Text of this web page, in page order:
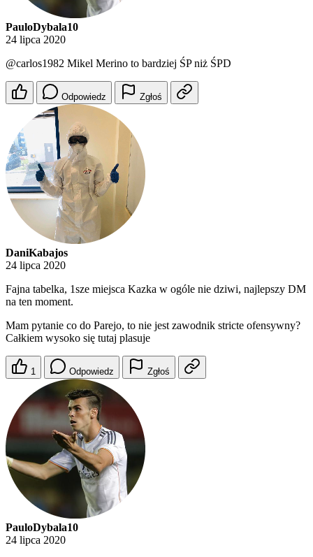
PauloDybala10
24 lipca 2020
@carlos1982 Mikel Merino to bardziej ŚP niż ŚPD
Odpowiedz Zgłoś
DaniKabajos
24 lipca 2020
Fajna tabelka, 1sze miejsca Kazka w ogóle nie dziwi, najlepszy DM
na ten moment.
Mam pytanie co do Parejo, to nie jest zawodnik stricte ofensywny?
Całkiem wysoko się tutaj plasuje
1 Odpowiedz Zgłoś
PauloDybala10
24 lipca 2020